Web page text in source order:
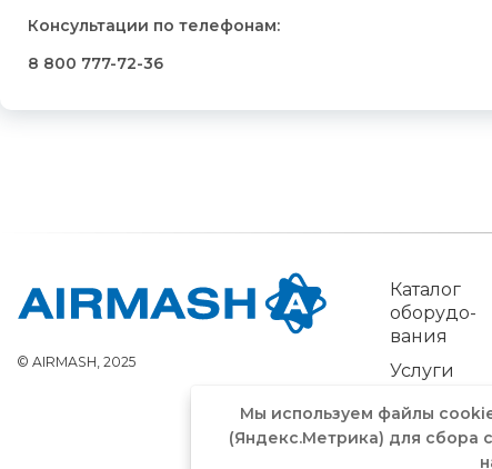
Консультации по телефонам:
8 800 777-72-36
© AIRMASH, 2025
Ка­талог
обо­рудо­
вания
Услуги
Мы используем файлы
(Яндекс.Метрика) для сбора